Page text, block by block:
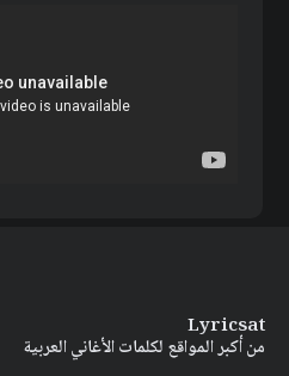
Lyricsat
من أكبر المواقع لكلمات الأغاني العربية